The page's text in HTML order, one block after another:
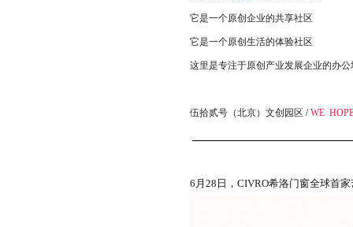
它是一个原创企业的共享社区
它是一个原创生活的体验社区
这里是专注于原创产业发展企业的办公
伍拾贰号（北京）文创园区 /WE
6月28日，CIVRO希洛门窗全球首